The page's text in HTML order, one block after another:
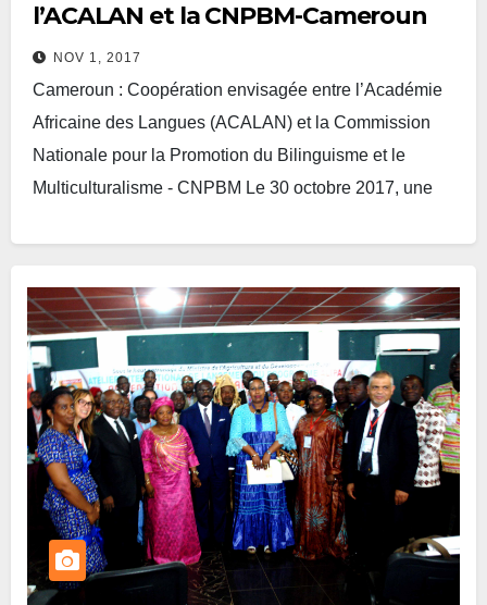
l’ACALAN et la CNPBM-Cameroun
NOV 1, 2017
Cameroun : Coopération envisagée entre l’Académie
Africaine des Langues (ACALAN) et la Commission
Nationale pour la Promotion du Bilinguisme et le
Multiculturalisme - CNPBM Le 30 octobre 2017, une